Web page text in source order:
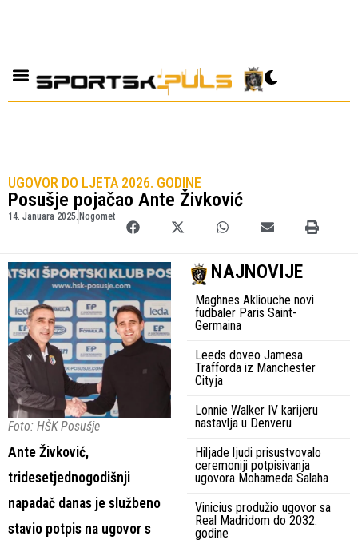
UGOVOR DO LJETA 2026. GODINE
Posušje pojačao Ante Živković
14. Januara 2025. Nogomet
Foto: HŠK Posušje
Ante Živković,
tridesetjednogodišnji
napadač danas je službeno
stavio potpis na ugovor s
NAJNOVIJE
Maghnes Akliouche novi
fudbaler Paris Saint-
Germaina
Leeds doveo Jamesa
Trafforda iz Manchester
Cityja
Lonnie Walker IV karijeru
nastavlja u Denveru
Hiljade ljudi prisustvovalo
ceremoniji potpisivanja
ugovora Mohameda Salaha
Vinicius produžio ugovor sa
Real Madridom do 2032.
godine